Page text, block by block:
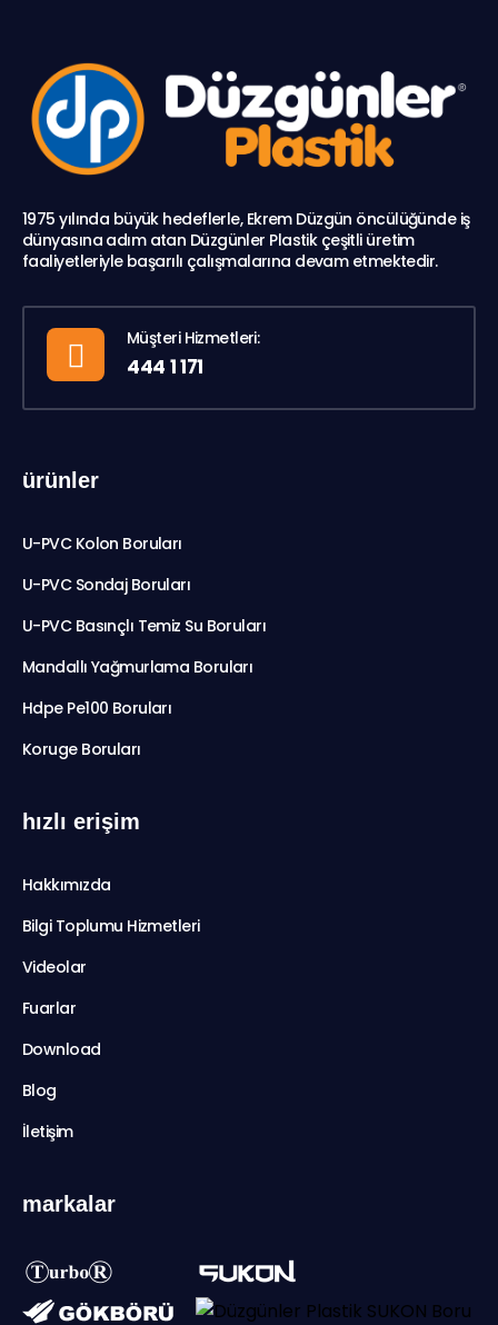
1975 yılında büyük hedeflerle, Ekrem Düzgün öncülüğünde iş
dünyasına adım atan Düzgünler Plastik çeşitli üretim
faaliyetleriyle başarılı çalışmalarına devam etmektedir.
Müşteri Hizmetleri:
444 1 171
ürünler
U-PVC Kolon Boruları
U-PVC Sondaj Boruları
U-PVC Basınçlı Temiz Su Boruları
Mandallı Yağmurlama Boruları
Hdpe Pe100 Boruları
Koruge Boruları
hızlı erişim
Hakkımızda
Bilgi Toplumu Hizmetleri
Videolar
Fuarlar
Download
Blog
İletişim
markalar